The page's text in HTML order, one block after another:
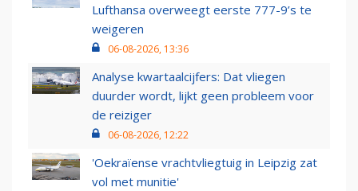
Lufthansa overweegt eerste 777-9’s te
weigeren
06-08-2026, 13:36
Analyse kwartaalcijfers: Dat vliegen
duurder wordt, lijkt geen probleem voor
de reiziger
06-08-2026, 12:22
'Oekraïense vrachtvliegtuig in Leipzig zat
vol met munitie'